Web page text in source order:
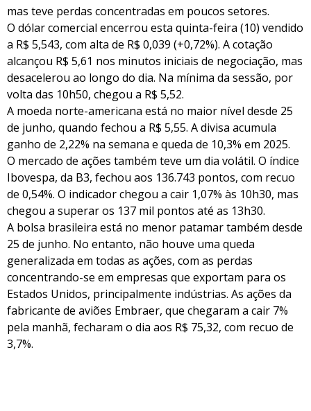
mas teve perdas concentradas em poucos setores.
O dólar comercial encerrou esta quinta-feira (10) vendido
a R$ 5,543, com alta de R$ 0,039 (+0,72%). A cotação
alcançou R$ 5,61 nos minutos iniciais de negociação, mas
desacelerou ao longo do dia. Na mínima da sessão, por
volta das 10h50, chegou a R$ 5,52.
A moeda norte-americana está no maior nível desde 25
de junho, quando fechou a R$ 5,55. A divisa acumula
ganho de 2,22% na semana e queda de 10,3% em 2025.
O mercado de ações também teve um dia volátil. O índice
Ibovespa, da B3, fechou aos 136.743 pontos, com recuo
de 0,54%. O indicador chegou a cair 1,07% às 10h30, mas
chegou a superar os 137 mil pontos até as 13h30.
A bolsa brasileira está no menor patamar também desde
25 de junho. No entanto, não houve uma queda
generalizada em todas as ações, com as perdas
concentrando-se em empresas que exportam para os
Estados Unidos, principalmente indústrias. As ações da
fabricante de aviões Embraer, que chegaram a cair 7%
pela manhã, fecharam o dia aos R$ 75,32, com recuo de
3,7%.